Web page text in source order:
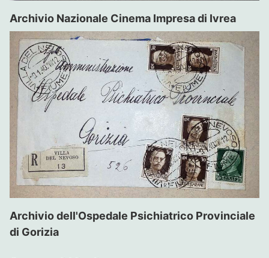
Archivio Nazionale Cinema Impresa di Ivrea
Archivio dell'Ospedale Psichiatrico Provinciale
di Gorizia